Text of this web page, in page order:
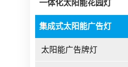
一体化太阳能花园灯
集成式太阳能广告灯
太阳能广告牌灯